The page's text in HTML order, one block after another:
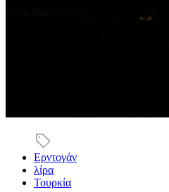
Ερντογάν
λίρα
Τουρκία